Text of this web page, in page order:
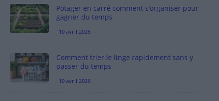
Potager en carré comment s’organiser pour
gagner du temps
10 avril 2026
Comment trier le linge rapidement sans y
passer du temps
10 avril 2026